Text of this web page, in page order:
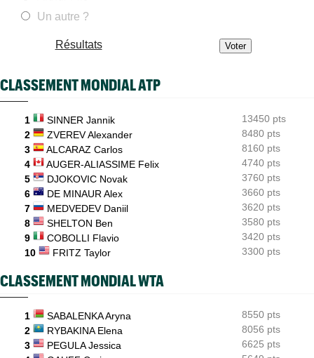
ATP - Montréal
ATP - Montréal
Un autre ?
Résultats
CLASSEMENT MONDIAL ATP
1 SINNER Jannik
13450 pts
2
ZVEREV Alexander
8480 pts
3
ALCARAZ Carlos
8160 pts
4
AUGER-ALIASSIME Felix
4740 pts
5
DJOKOVIC Novak
3760 pts
6
DE MINAUR Alex
3660 pts
7
MEDVEDEV Daniil
3620 pts
8
SHELTON Ben
3580 pts
9
COBOLLI Flavio
3420 pts
10
FRITZ Taylor 3300 pts
CLASSEMENT MONDIAL WTA
1 SABALENKA Aryna
8550 pts
2
RYBAKINA Elena
8056 pts
3
PEGULA Jessica
6625 pts